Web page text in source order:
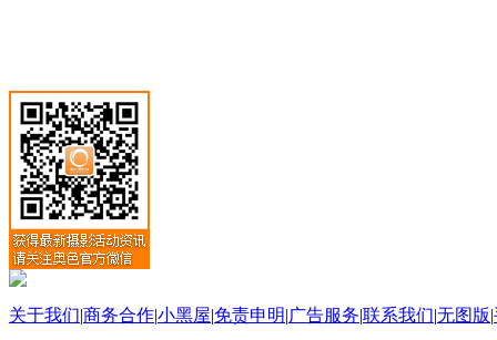
关于我们|商务合作|小黑屋|免责申明|广告服务|联系我们|无图版|